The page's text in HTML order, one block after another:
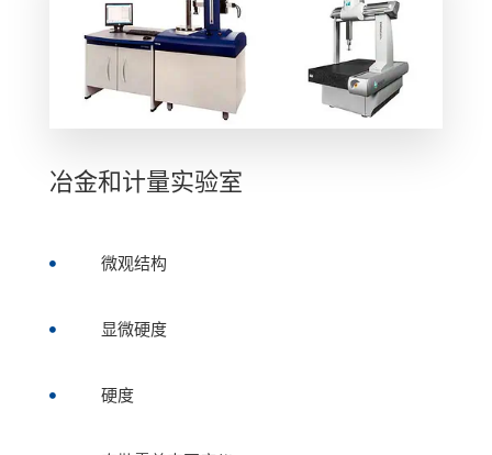
冶金和计量实验室
 微观结构
 显微硬度
 硬度